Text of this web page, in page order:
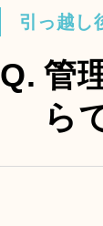
引っ越し
Q. 管
ら